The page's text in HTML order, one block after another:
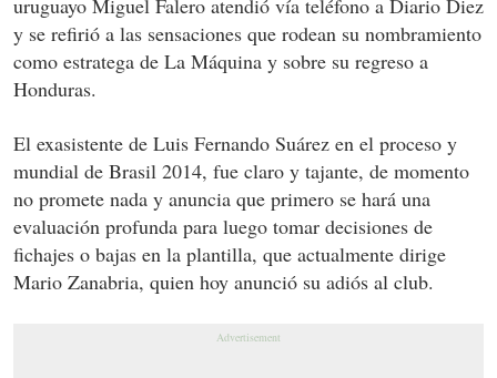
y se refirió a las sensaciones que rodean su nombramiento
como estratega de La Máquina y sobre su regreso a
Honduras.
El exasistente de Luis Fernando Suárez en el proceso y
mundial de Brasil 2014, fue claro y tajante, de momento
no promete nada y anuncia que primero se hará una
evaluación profunda para luego tomar decisiones de
fichajes o bajas en la plantilla, que actualmente dirige
Mario Zanabria, quien hoy anunció su adiós al club.